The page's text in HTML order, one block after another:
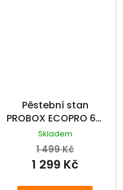
Pěstební stan
PROBOX ECOPRO 60,
60x60x140cm
Skladem
1 299 Kč
1 499 Kč